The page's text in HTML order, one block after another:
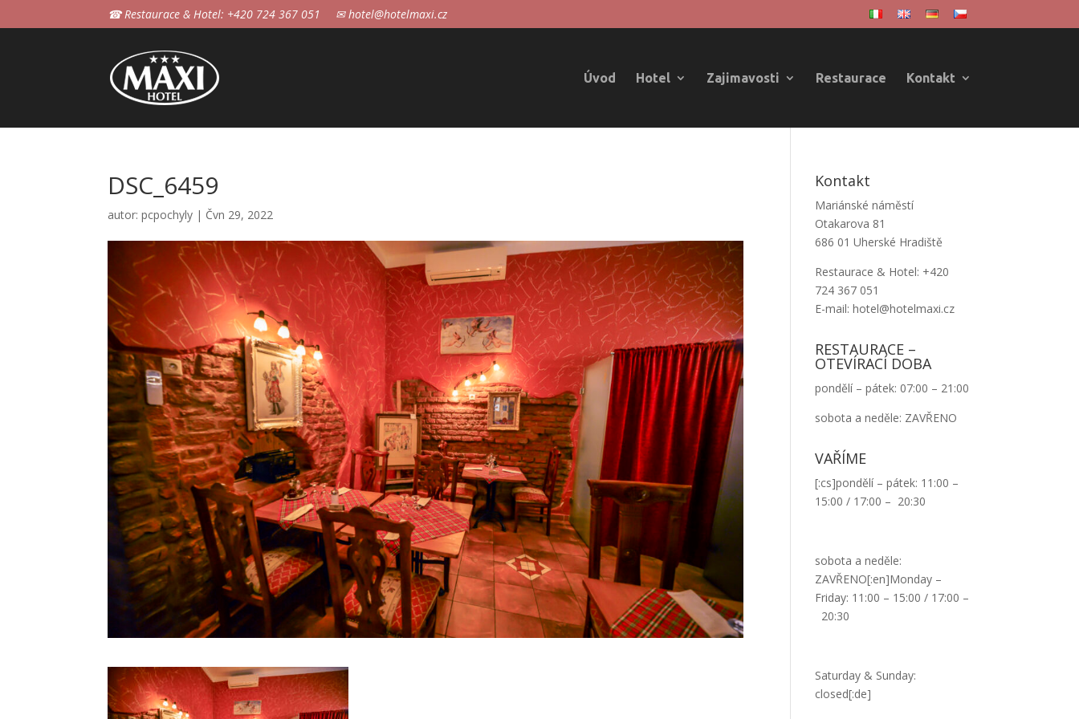
☎ Restaurace & Hotel: +420 724 367 051 ✉ hotel@hotelmaxi.cz
Úvod Hotel Zajimavosti Restaurace Kontakt
DSC_6459
autor:pcpochyly | Čvn 29, 2022
Kontakt
Mariánské náměstí
Otakarova 81
686 01 Uherské Hradiště
Restaurace & Hotel: +420
724 367 051
E-mail: hotel@hotelmaxi.cz
RESTAURACE –
OTEVÍRACÍ DOBA
pondělí – pátek: 07:00 – 21:00
sobota a neděle: ZAVŘENO
VAŘÍME
[:cs]pondělí – pátek: 11:00 –
15:00 / 17:00 – 20:30
sobota a neděle:
ZAVŘENO[:en]Monday –
Friday: 11:00 – 15:00 / 17:00 –
20:30
Saturday & Sunday:
closed[:de]